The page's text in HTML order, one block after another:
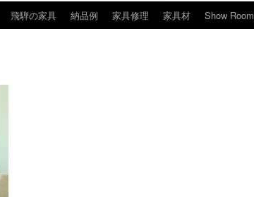
飛騨の家具 納品例 家具修理 家具材 Show Room